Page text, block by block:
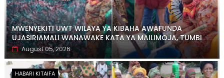
MWENYEKITI UWT WILAYA YA KIBAHA AWAFUNDA
UJASIRIAMALI WANAWAKE KATA YA MAILIMOJA, TUMBI
August 05, 2026
HABARI KITAIFA